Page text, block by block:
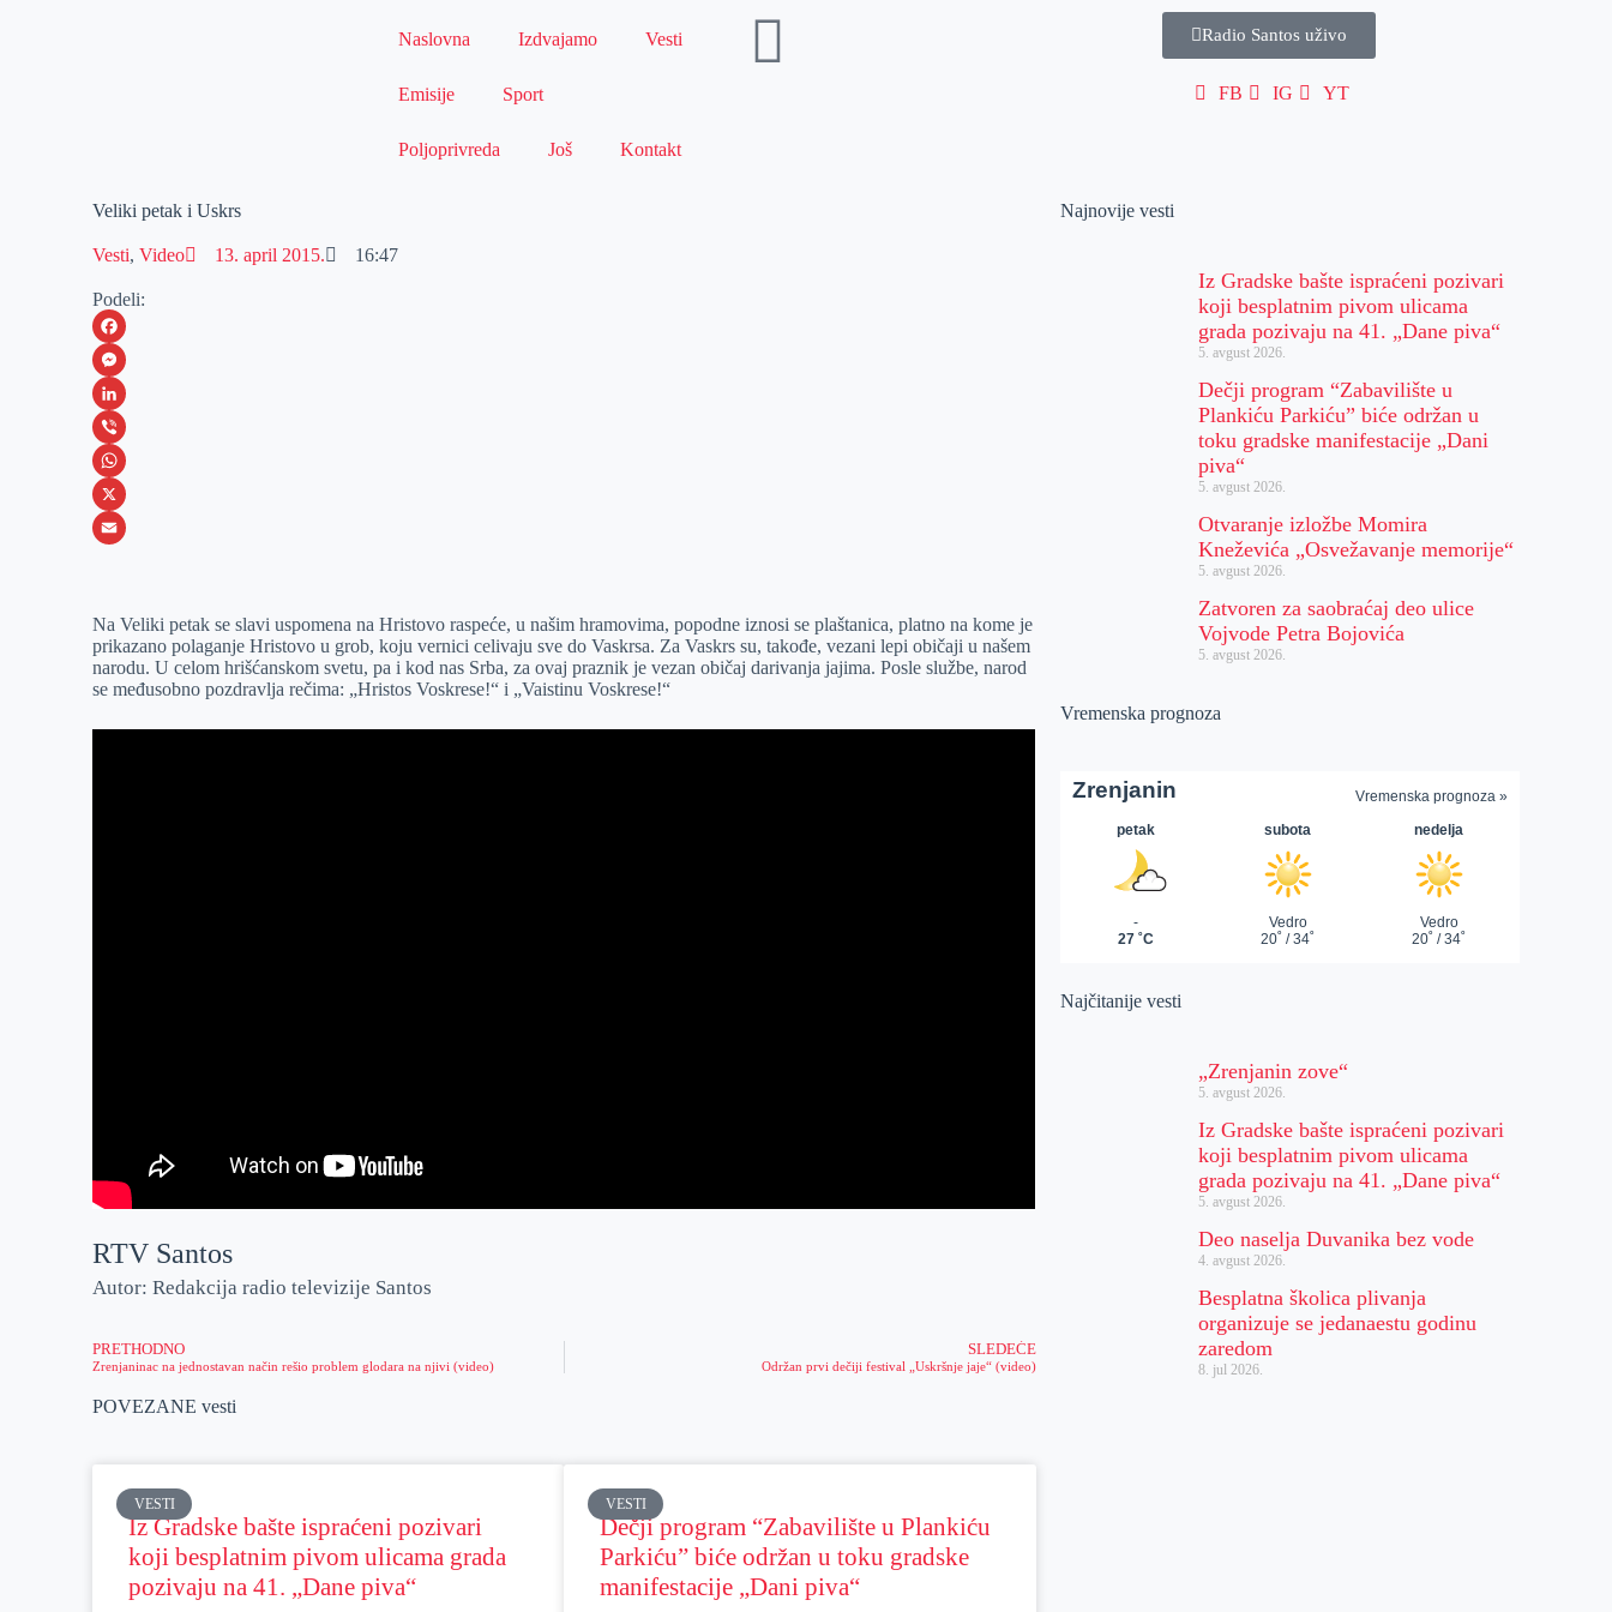
Naslovna Izdvajamo Vesti
Emisije Sport
Poljoprivreda Još Kontakt
Radio Santos uživo
FB IG YT
Veliki petak i Uskrs
Vesti,Video 13. april 2015. 16:47
Podeli:
F
a
c
e
b
o
M
e
s
s
e
e
r
L
i
n
k
I
n
V
i
b
W
h
s
A
p
p
X
a
i
l
Na Veliki petak se slavi uspomena na Hristovo raspeće, u našim hramovima, popodne iznosi se plaštanica, platno na kome je
prikazano polaganje Hristovo u grob, koju vernici celivaju sve do Vaskrsa. Za Vaskrs su, takođe, vezani lepi običaji u našem
narodu. U celom hrišćanskom svetu, pa i kod nas Srba, za ovaj praznik je vezan običaj darivanja jajima. Posle službe, narod
se međusobno pozdravlja rečima: „Hristos Voskrese!“ i „Vaistinu Voskrese!“
RTV Santos
Autor: Redakcija radio televizije Santos
PRETHODNO
Zrenjaninac na jednostavan način rešio problem glodara na njivi (video)
SLEDEĆE
Održan prvi dečiji festival „Uskršnje jaje“ (video)
POVEZANE vesti
VESTI
Iz Gradske bašte ispraćeni pozivari
koji besplatnim pivom ulicama grada
pozivaju na 41. „Dane piva“
VESTI
Dečji program “Zabavilište u Plankiću
Parkiću” biće održan u toku gradske
manifestacije „Dani piva“
Najnovije vesti
Iz Gradske bašte ispraćeni pozivari
koji besplatnim pivom ulicama
grada pozivaju na 41. „Dane piva“
5. avgust 2026.
Dečji program “Zabavilište u
Plankiću Parkiću” biće održan u
toku gradske manifestacije „Dani
piva“
5. avgust 2026.
Otvaranje izložbe Momira
Kneževića „Osvežavanje memorije“
5. avgust 2026.
Zatvoren za saobraćaj deo ulice
Vojvode Petra Bojovića
5. avgust 2026.
Vremenska prognoza
Najčitanije vesti
„Zrenjanin zove“
5. avgust 2026.
Iz Gradske bašte ispraćeni pozivari
koji besplatnim pivom ulicama
grada pozivaju na 41. „Dane piva“
5. avgust 2026.
Deo naselja Duvanika bez vode
4. avgust 2026.
Besplatna školica plivanja
organizuje se jedanaestu godinu
zaredom
8. jul 2026.